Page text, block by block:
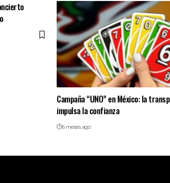
Campaña “UNO” en México: la
impulsa la confianza
6 meses ago